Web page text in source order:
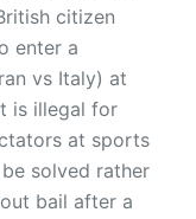
citizen
enter a
vs Italy) at
is illegal for
at sports
solved rather
bail after a